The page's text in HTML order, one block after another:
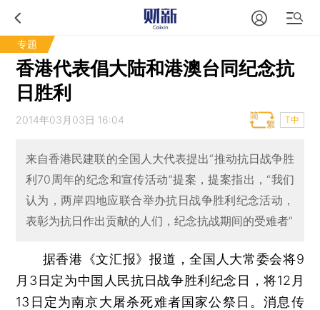
专题
香港代表倡大陆和港澳台同纪念抗
日胜利
2014年03月03日 16:04 T中
来自香港民建联的全国人大代表提出“推动抗日战争胜
利70周年的纪念和宣传活动”提案，提案指出，“我们
认为，两岸四地应联合举办抗日战争胜利纪念活动，
表彰为抗日作出贡献的人们，纪念抗战期间的受难者”
据香港《文汇报》报道，全国人大常委会将9
月3日定为中国人民抗日战争胜利纪念日，将12月
13日定为南京大屠杀死难者国家公祭日。消息传